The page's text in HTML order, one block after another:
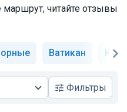
читайте отзывы
Ватикан
Фильтры